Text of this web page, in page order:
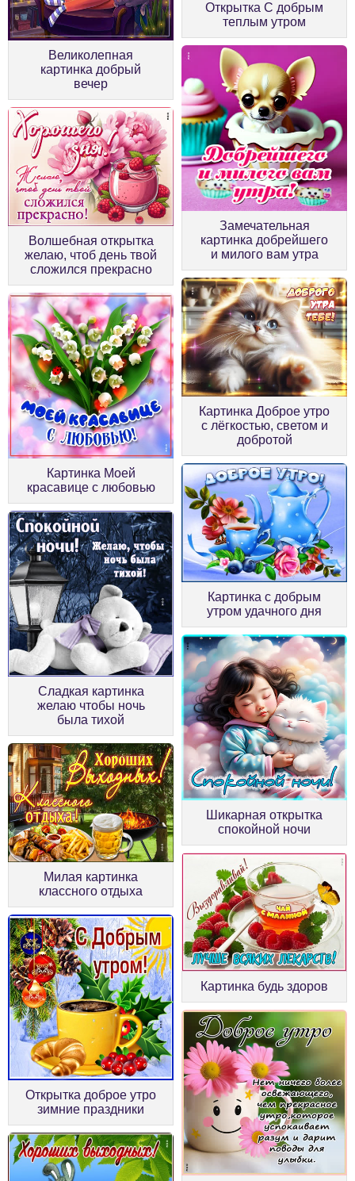
Великолепная
картинка добрый
вечер
Открытка С добрым
теплым утром
Волшебная открытка
желаю, чтоб день твой
сложился прекрасно
Замечательная
картинка добрейшего
и милого вам утра
Картинка Моей
красавице с любовью
Картинка Доброе утро
с лёгкостью, светом и
добротой
Сладкая картинка
желаю чтобы ночь
была тихой
Картинка с добрым
утром удачного дня
Милая картинка
классного отдыха
Шикарная открытка
спокойной ночи
Открытка доброе утро
зимние праздники
Картинка будь здоров